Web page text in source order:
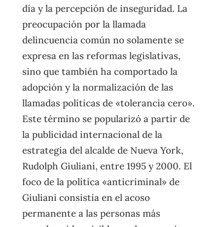
día y la percepción de inseguridad. La
preocupación por la llamada
delincuencia común no solamente se
expresa en las reformas legislativas,
sino que también ha comportado la
adopción y la normalización de las
llamadas políticas de «tolerancia cero».
Este término se popularizó a partir de
la publicidad internacional de la
estrategia del alcalde de Nueva York,
Rudolph Giuliani, entre 1995 y 2000. El
foco de la política «anticriminal» de
Giuliani consistía en el acoso
permanente a las personas más